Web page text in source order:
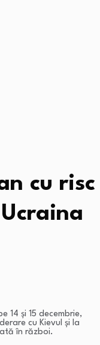
cu risc
14 și 15 decembrie,
cu Kievul și la
în război.